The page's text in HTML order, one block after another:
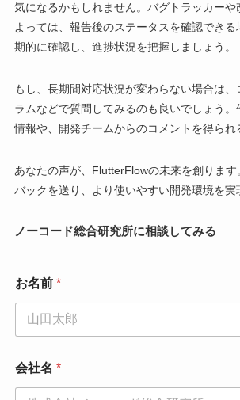
気になるかもしれません。バグトラッカーや
よっては、報告後のステータスを確認でき
期的に確認し、進捗状況を把握しましょう。
もし、長期間対応状況が変わらない場合は
ラムなどで質問してみるのも良いでしょう
情報や、開発チームからのコメントを得られ
あなたの声が、FlutterFlowの未来を創ります
バックを送り、より使いやすい開発環境を実
ノーコード総合研究所に相談してみる
お名前 *
会社名 *